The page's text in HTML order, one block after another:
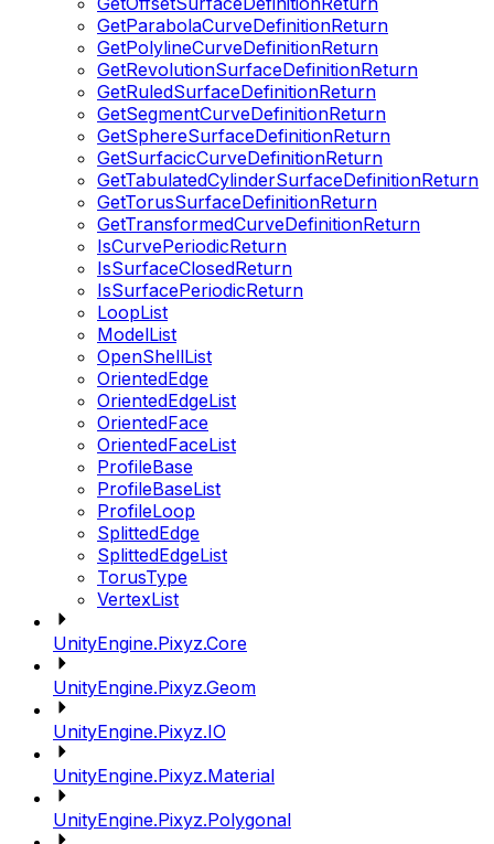
GetParabolaCurveDefinitionReturn
GetPolylineCurveDefinitionReturn
GetRevolutionSurfaceDefinitionReturn
GetRuledSurfaceDefinitionReturn
GetSegmentCurveDefinitionReturn
GetSphereSurfaceDefinitionReturn
GetSurfacicCurveDefinitionReturn
GetTabulatedCylinderSurfaceDefinitionReturn
GetTorusSurfaceDefinitionReturn
GetTransformedCurveDefinitionReturn
IsCurvePeriodicReturn
IsSurfaceClosedReturn
IsSurfacePeriodicReturn
LoopList
ModelList
OpenShellList
OrientedEdge
OrientedEdgeList
OrientedFace
OrientedFaceList
ProfileBase
ProfileBaseList
ProfileLoop
SplittedEdge
SplittedEdgeList
TorusType
VertexList
UnityEngine.Pixyz.Core
UnityEngine.Pixyz.Geom
UnityEngine.Pixyz.IO
UnityEngine.Pixyz.Material
UnityEngine.Pixyz.Polygonal